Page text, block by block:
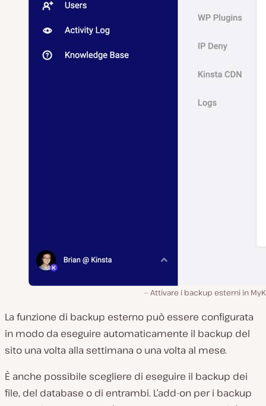
Attivare i backup esterni in
La funzione di backup esterno può essere configurata
in modo da eseguire automaticamente il backup del
sito una volta alla settimana o una volta al mese.
È anche possibile scegliere di eseguire il backup dei
file, del database o di entrambi. L’add-on per i backup